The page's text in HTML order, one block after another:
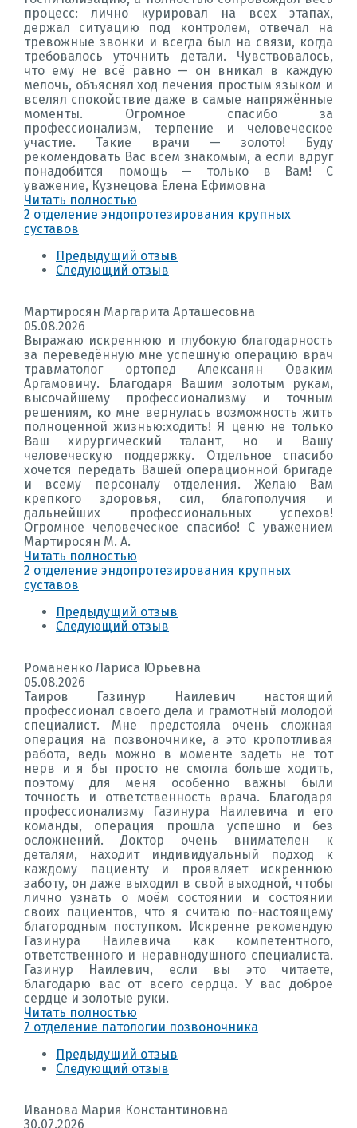
процесс: лично курировал на всех этапах,
держал ситуацию под контролем, отвечал на
тревожные звонки и всегда был на связи, когда
требовалось уточнить детали. Чувствовалось,
что ему не всё равно — он вникал в каждую
мелочь, объяснял ход лечения простым языком и
вселял спокойствие даже в самые напряжённые
моменты. Огромное спасибо за
профессионализм, терпение и человеческое
участие. Такие врачи — золото! Буду
рекомендовать Вас всем знакомым, а если вдруг
понадобится помощь — только в Вам! С
уважение, Кузнецова Елена Ефимовна
Читать полностью
2 отделение эндопротезирования крупных
суставов
Предыдущий отзыв
Следующий отзыв
Мартиросян Маргарита Арташесовна
05.08.2026
Выражаю искреннюю и глубокую благодарность
за переведённую мне успешную операцию врач
травматолог ортопед Алексанян Оваким
Аргамовичу. Благодаря Вашим золотым рукам,
высочайшему профессионализму и точным
решениям, ко мне вернулась возможность жить
полноценной жизнью:ходить! Я ценю не только
Ваш хирургический талант, но и Вашу
человеческую поддержку. Отдельное спасибо
хочется передать Вашей операционной бригаде
и всему персоналу отделения. Желаю Вам
крепкого здоровья, сил, благополучия и
дальнейших профессиональных успехов!
Огромное человеческое спасибо! С уважением
Мартиросян М. А.
Читать полностью
2 отделение эндопротезирования крупных
суставов
Предыдущий отзыв
Следующий отзыв
Романенко Лариса Юрьевна
05.08.2026
Таиров Газинур Наилевич настоящий
профессионал своего дела и грамотный молодой
специалист. Мне предстояла очень сложная
операция на позвоночнике, а это кропотливая
работа, ведь можно в моменте задеть не тот
нерв и я бы просто не смогла больше ходить,
поэтому для меня особенно важны были
точность и ответственность врача. Благодаря
профессионализму Газинура Наилевича и его
команды, операция прошла успешно и без
осложнений. Доктор очень внимателен к
деталям, находит индивидуальный подход к
каждому пациенту и проявляет искреннюю
заботу, он даже выходил в свой выходной, чтобы
лично узнать о моём состоянии и состоянии
своих пациентов, что я считаю по-настоящему
благородным поступком. Искренне рекомендую
Газинура Наилевича как компетентного,
ответственного и неравнодушного специалиста.
Газинур Наилевич, если вы это читаете,
благодарю вас от всего сердца. У вас доброе
сердце и золотые руки.
Читать полностью
7 отделение патологии позвоночника
Предыдущий отзыв
Следующий отзыв
Иванова Мария Константиновна
30.07.2026